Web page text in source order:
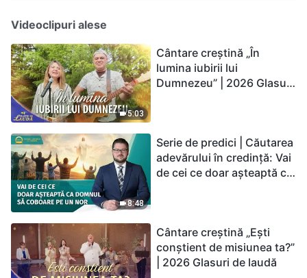
Videoclipuri alese
5:03
Cântare creștină „În
lumina iubirii lui
Dumnezeu” | 2026 Glasuri
8:48
Serie de predici | Căutarea
adevărului în credință: Vai
de cei ce doar așteaptă ca
Cântare creștină „Ești
conștient de misiunea ta?”
| 2026 Glasuri de laudă